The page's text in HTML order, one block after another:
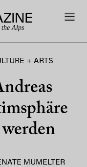
Alps
+ ARTS
MUMELTER